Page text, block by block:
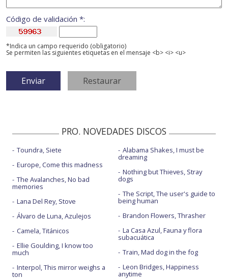
Código de validación *:
*Indica un campo requerido (obligatorio)
Se permiten las siguientes etiquetas en el mensaje <b> <i> <u>
PRO. NOVEDADES DISCOS
Toundra, Siete
Europe, Come this madness
The Avalanches, No bad
memories
Lana Del Rey, Stove
Álvaro de Luna, Azulejos
Camela, Titánicos
Ellie Goulding, I know too
much
Interpol, This mirror weighs a
ton
Alabama Shakes, I must be
dreaming
Nothing but Thieves, Stray
dogs
The Script, The user's guide to
being human
Brandon Flowers, Thrasher
La Casa Azul, Fauna y flora
subacuática
Train, Mad dog in the fog
Leon Bridges, Happiness
anytime